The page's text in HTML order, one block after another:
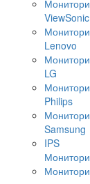
Монитори
ViewSonic
Монитори
Lenovo
Монитори
LG
Монитори
Philips
Монитори
Samsung
IPS
Монитори
Монитори